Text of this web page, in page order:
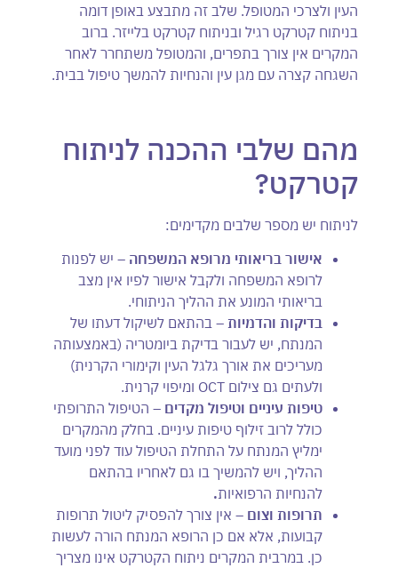
העין ולצרכי המטופל. שלב זה מתבצע באופן דומה
בניתוח קטרקט רגיל ובניתוח קטרקט בלייזר. ברוב
המקרים אין צורך בתפרים, והמטופל משתחרר לאחר
השגחה קצרה עם מגן עין והנחיות להמשך טיפול בבית.
מהם שלבי ההכנה לניתוח
קטרקט?
לניתוח יש מספר שלבים מקדימים:
אישור בריאותי מרופא המשפחה – יש לפנות
לרופא המשפחה ולקבל אישור לפיו אין מצב
בריאותי המונע את ההליך הניתוחי.
בדיקות והדמיות – בהתאם לשיקול דעתו של
המנתח, יש לעבור בדיקת ביומטריה (באמצעותה
מעריכים את אורך גלגל העין וקימורי הקרנית)
ולעתים גם צילום OCT ומיפוי קרנית.
טיפות עיניים וטיפול מקדים – הטיפול התרופתי
כולל לרוב זילוף טיפות עיניים. בחלק מהמקרים
ימליץ המנתח על התחלת הטיפול עוד לפני מועד
ההליך, ויש להמשיך בו גם לאחריו בהתאם
להנחיות הרפואיות.
תרופות וצום – אין צורך להפסיק ליטול תרופות
קבועות, אלא אם כן הרופא המנתח הורה לעשות
כן. במרבית המקרים ניתוח הקטרקט אינו מצריך